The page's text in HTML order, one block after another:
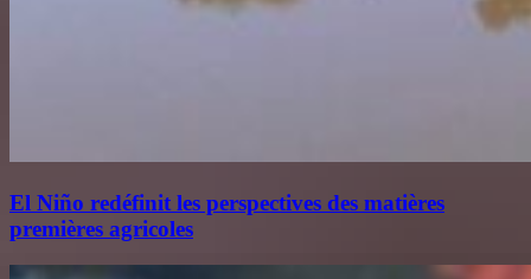
El Niño redéfinit les perspectives des matières
premières agricoles